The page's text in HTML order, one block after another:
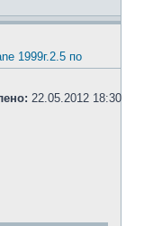
1999г.2.5 по
22.05.2012 18:30